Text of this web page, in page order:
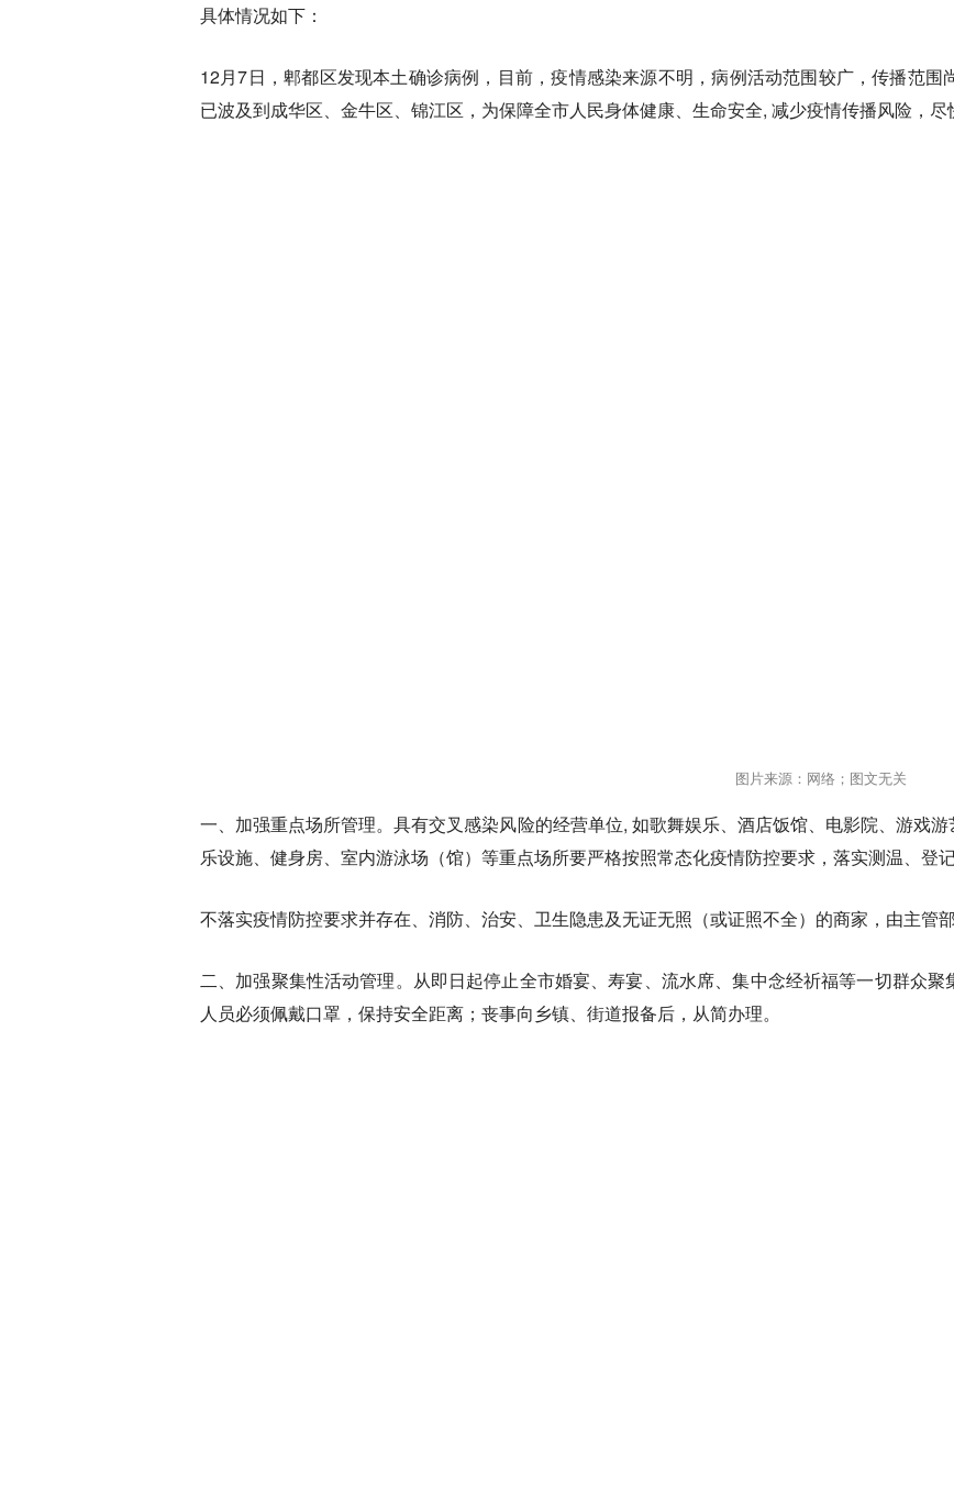
具体情况如下：
12月7日，郫都区发现本土确诊病例，目前，疫情感染来源不明，病例活动范围较广，传播范围
已波及到成华区、金牛区、锦江区，为保障全市人民身体健康、生命安全, 减少疫情传播风险，
图片来源：网络；图文无关
一、加强重点场所管理。具有交叉感染风险的经营单位, 如歌舞娱乐、酒店饭馆、电影院、游戏
乐设施、健身房、室内游泳场（馆）等重点场所要严格按照常态化疫情防控要求，落实测温、登
不落实疫情防控要求并存在、消防、治安、卫生隐患及无证无照（或证照不全）的商家，由主管
二、加强聚集性活动管理。 从即日起停止全市婚宴、寿宴、流水席、集中念经祈福等一切群众
人员必须佩戴口罩，保持安全距离；丧事向乡镇、街道报备后，从简办理。